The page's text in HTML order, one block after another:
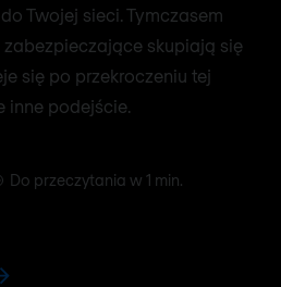
Twojej sieci. Tymczasem
skupiają się
się po przekroczeniu tej
inne podejście.
Do przeczytania w 1 min.